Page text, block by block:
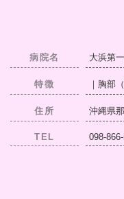
病院名 大浜第
特徴 ｜胸部
住所 沖縄県
TEL 098-